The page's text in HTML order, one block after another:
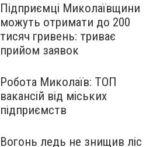
Підприємці Миколаївщини
можуть отримати до 200
тисяч гривень: триває
прийом заявок
Робота Миколаїв: ТОП
вакансій від міських
підприємств
Вогонь ледь не знищив ліс